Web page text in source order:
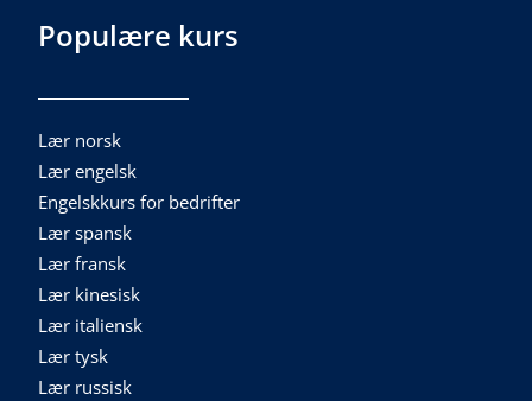
Populære kurs
Lær norsk
Lær engelsk
Engelskkurs for bedrifter
Lær spansk
Lær fransk
Lær kinesisk
Lær italiensk
Lær tysk
Lær russisk